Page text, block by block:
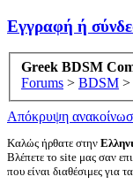
Εγγραφή ή
Greek BDSM
Forums > BDSM >
Απόκρυψη
Καλώς ήρθατε στην
Βλέπετε το site μας σαν
που είναι διαθέσιμες για